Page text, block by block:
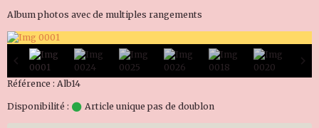
Album photos avec de multiples rangements
Référence : Alb14
Disponibilité : Article unique pas de doublon